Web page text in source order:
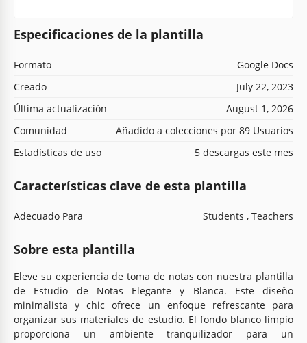
Especificaciones de la plantilla
Formato
Google Docs
Creado
July 22, 2023
Última actualización
August 1, 2026
Comunidad
Añadido a colecciones por 89 Usuarios
Estadísticas de uso
5 descargas este mes
Características clave de esta plantilla
Adecuado Para Students , Teachers
Sobre esta plantilla
Eleve su experiencia de toma de notas con nuestra plantilla
de Estudio de Notas Elegante y Blanca. Este diseño
minimalista y chic ofrece un enfoque refrescante para
organizar sus materiales de estudio. El fondo blanco limpio
proporciona un ambiente tranquilizador para un